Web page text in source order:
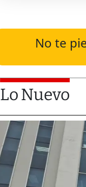
No te
Lo Nuevo